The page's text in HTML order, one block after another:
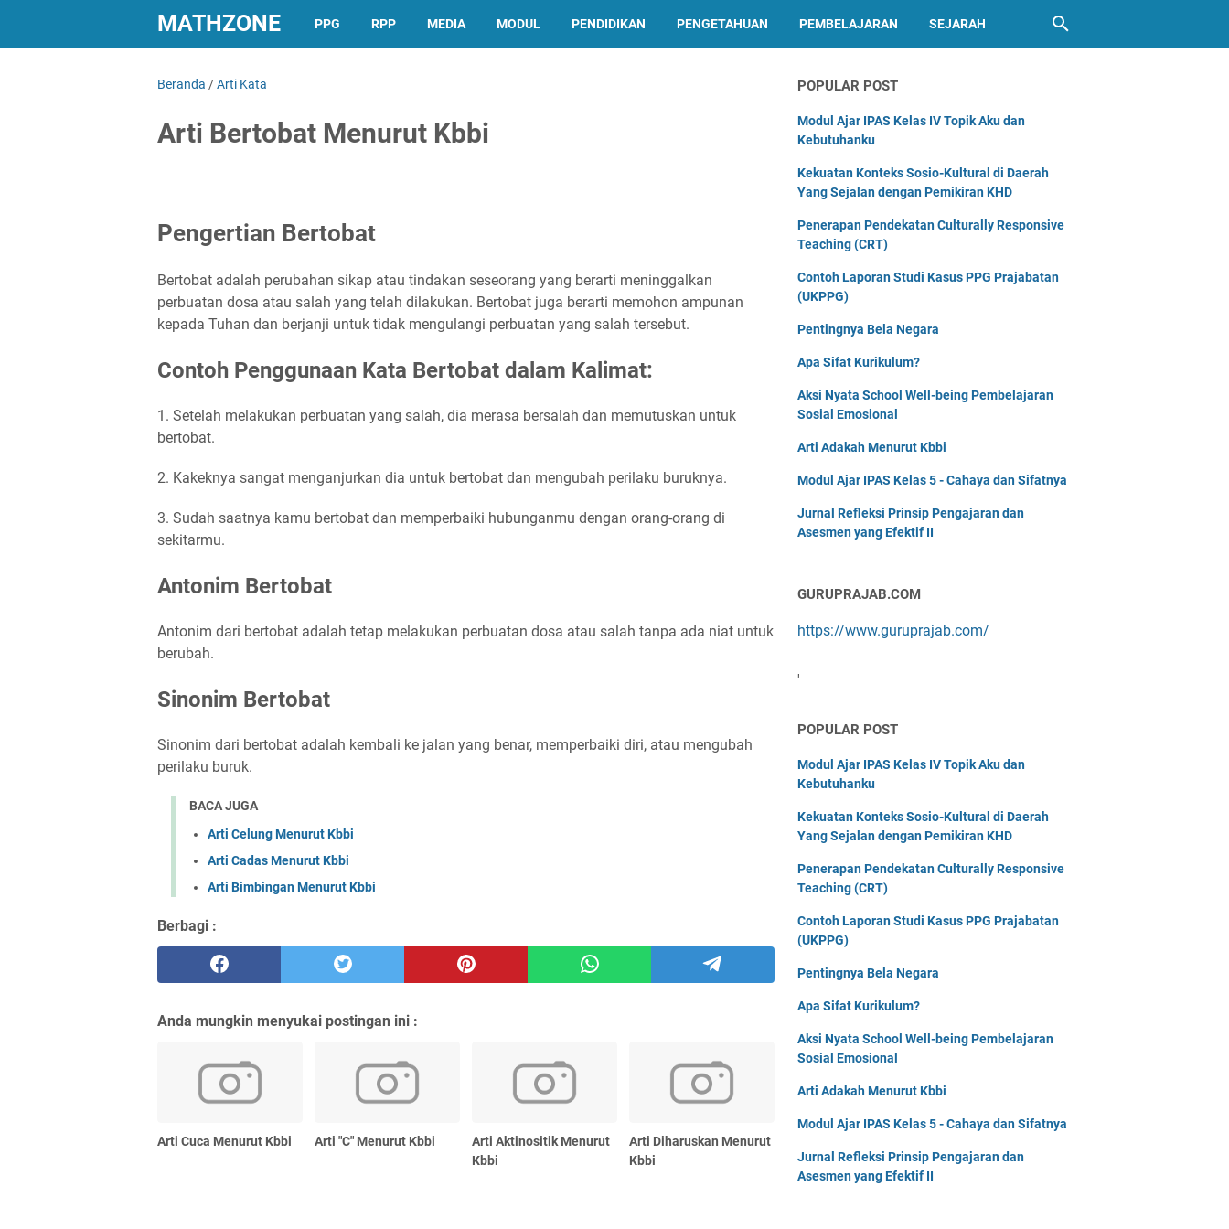
MATHZONE PPG RPP MEDIA MODUL PENDIDIKAN PENGETAHUAN PEMBELAJARAN SEJARAH
Beranda /Arti Kata
Arti Bertobat Menurut Kbbi
Pengertian Bertobat
Bertobat adalah perubahan sikap atau tindakan seseorang yang berarti meninggalkan
perbuatan dosa atau salah yang telah dilakukan. Bertobat juga berarti memohon ampunan
kepada Tuhan dan berjanji untuk tidak mengulangi perbuatan yang salah tersebut.
Contoh Penggunaan Kata Bertobat dalam Kalimat:
1. Setelah melakukan perbuatan yang salah, dia merasa bersalah dan memutuskan untuk
bertobat.
2. Kakeknya sangat menganjurkan dia untuk bertobat dan mengubah perilaku buruknya.
3. Sudah saatnya kamu bertobat dan memperbaiki hubunganmu dengan orang-orang di
sekitarmu.
Antonim Bertobat
Antonim dari bertobat adalah tetap melakukan perbuatan dosa atau salah tanpa ada niat untuk
berubah.
Sinonim Bertobat
Sinonim dari bertobat adalah kembali ke jalan yang benar, memperbaiki diri, atau mengubah
perilaku buruk.
BACA JUGA
Arti Celung Menurut Kbbi
Arti Cadas Menurut Kbbi
Arti Bimbingan Menurut Kbbi
Berbagi :
Anda mungkin menyukai postingan ini :
Arti Cuca Menurut Kbbi Arti "C" Menurut Kbbi
Arti Aktinositik Menurut
Kbbi
Arti Diharuskan Menurut
Kbbi
POPULAR POST
Modul Ajar IPAS Kelas IV Topik Aku dan
Kebutuhanku
Kekuatan Konteks Sosio-Kultural di Daerah
Yang Sejalan dengan Pemikiran KHD
Penerapan Pendekatan Culturally Responsive
Teaching (CRT)
Contoh Laporan Studi Kasus PPG Prajabatan
(UKPPG)
Pentingnya Bela Negara
Apa Sifat Kurikulum?
Aksi Nyata School Well-being Pembelajaran
Sosial Emosional
Arti Adakah Menurut Kbbi
Modul Ajar IPAS Kelas 5 - Cahaya dan Sifatnya
Jurnal Refleksi Prinsip Pengajaran dan
Asesmen yang Efektif II
GURUPRAJAB.COM
https://www.guruprajab.com/
'
POPULAR POST
Modul Ajar IPAS Kelas IV Topik Aku dan
Kebutuhanku
Kekuatan Konteks Sosio-Kultural di Daerah
Yang Sejalan dengan Pemikiran KHD
Penerapan Pendekatan Culturally Responsive
Teaching (CRT)
Contoh Laporan Studi Kasus PPG Prajabatan
(UKPPG)
Pentingnya Bela Negara
Apa Sifat Kurikulum?
Aksi Nyata School Well-being Pembelajaran
Sosial Emosional
Arti Adakah Menurut Kbbi
Modul Ajar IPAS Kelas 5 - Cahaya dan Sifatnya
Jurnal Refleksi Prinsip Pengajaran dan
Asesmen yang Efektif II